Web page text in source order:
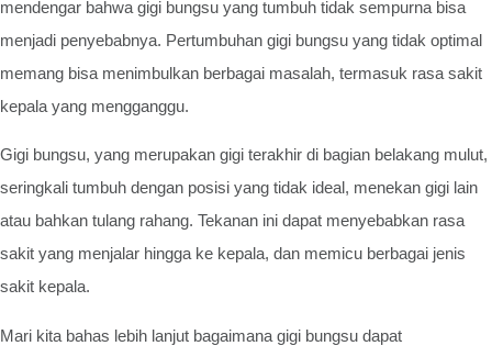
mendengar bahwa gigi bungsu yang tumbuh tidak sempurna bisa
menjadi penyebabnya. Pertumbuhan gigi bungsu yang tidak optimal
memang bisa menimbulkan berbagai masalah, termasuk rasa sakit
kepala yang mengganggu.
Gigi bungsu, yang merupakan gigi terakhir di bagian belakang mulut,
seringkali tumbuh dengan posisi yang tidak ideal, menekan gigi lain
atau bahkan tulang rahang. Tekanan ini dapat menyebabkan rasa
sakit yang menjalar hingga ke kepala, dan memicu berbagai jenis
sakit kepala.
Mari kita bahas lebih lanjut bagaimana gigi bungsu dapat